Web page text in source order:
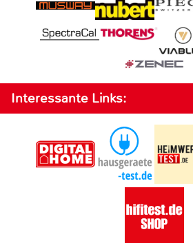
Interessante Links: